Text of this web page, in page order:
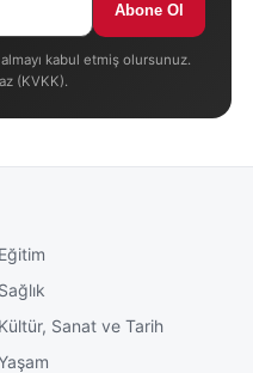
Abone Ol
kabul etmiş olursunuz.
(KVKK).
Eğitim
Sağlık
Kültür, Sanat ve Tarih